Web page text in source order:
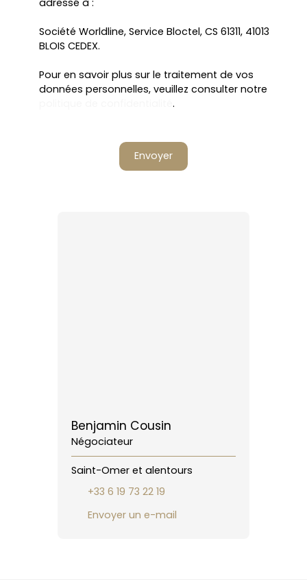
Société Worldline, Service Bloctel, CS 61311, 41013
BLOIS CEDEX.
Pour en savoir plus sur le traitement de vos
données personnelles, veuillez consulter notre
.
Envoyer
Benjamin Cousin
Négociateur
Saint-Omer et alentours
+33 6 19 73 22 19
Envoyer un e-mail